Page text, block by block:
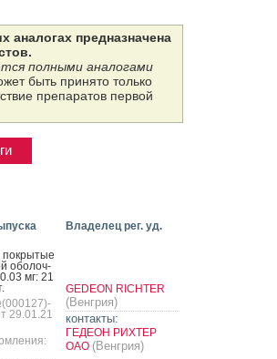
аналогах предназначена
полными аналогами
быть принято только
препаратов первой
Владелец рег. уд.
пок­ры­тые
обо­лоч­
мг: 21
29.01.21
GEDEON RICHTER
(Венгрия)
контакты:
ГЕДЕОН РИХТЕР
ОАО (Венгрия)